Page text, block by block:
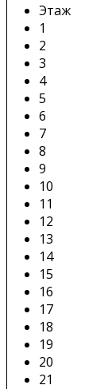
Этаж
1
2
3
4
5
6
7
8
9
10
11
12
13
14
15
16
17
18
19
20
21